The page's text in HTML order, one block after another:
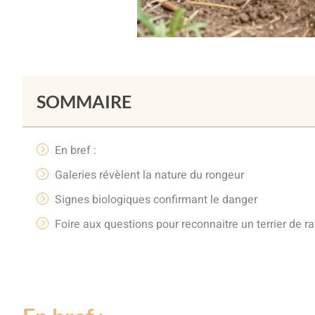
SOMMAIRE
En bref :
Galeries révèlent la nature du rongeur
Signes biologiques confirmant le danger
Foire aux questions pour reconnaitre un terrier de